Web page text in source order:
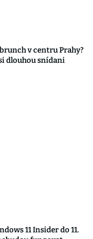
v centru Prahy?
dlouhou snídani
11 Insider do 11.